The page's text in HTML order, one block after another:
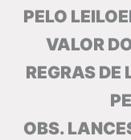
PELO
VALOR
REGRAS DE
OBS.